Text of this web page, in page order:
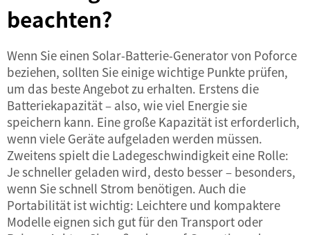
beachten?
Wenn Sie einen Solar-Batterie-Generator von Poforce
beziehen, sollten Sie einige wichtige Punkte prüfen,
um das beste Angebot zu erhalten. Erstens die
Batteriekapazität – also, wie viel Energie sie
speichern kann. Eine große Kapazität ist erforderlich,
wenn viele Geräte aufgeladen werden müssen.
Zweitens spielt die Ladegeschwindigkeit eine Rolle:
Je schneller geladen wird, desto besser – besonders,
wenn Sie schnell Strom benötigen. Auch die
Portabilität ist wichtig: Leichtere und kompaktere
Modelle eignen sich gut für den Transport oder